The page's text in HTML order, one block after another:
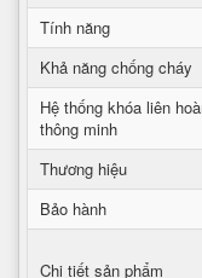
Tính năng
Khả năng chống cháy
Hệ thống khóa liên
thông minh
Thương hiệu
Bảo hành
Chi tiết sản phẩm